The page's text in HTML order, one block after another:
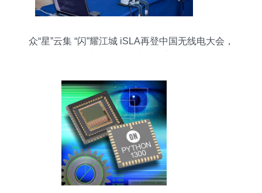
众“星”云集 “闪”耀江城 iSLA再登中国无线电大会，